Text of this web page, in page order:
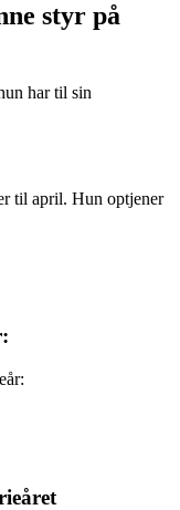
styr på
har til sin
til april. Hun optjener